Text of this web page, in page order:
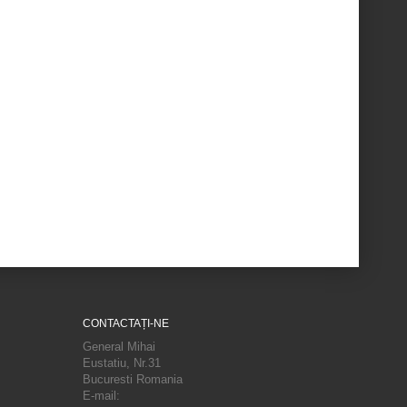
CONTACTAȚI-NE
General Mihai
Eustatiu, Nr.31
Bucuresti Romania
E-mail: